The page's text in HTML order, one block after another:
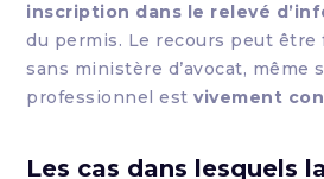
inscription dans le relevé
du permis. Le recours peut être
sans ministère d’avocat, même
professionnel estvivement
Les cas dans lesquels